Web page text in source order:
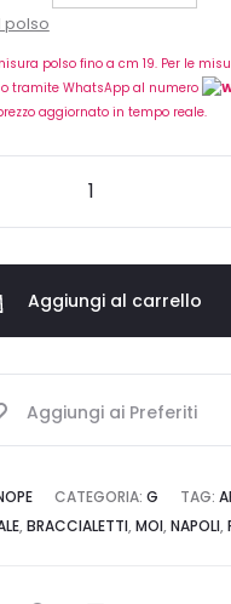
polso
polso fino a cm 19. Per le
tramite WhatsApp al numero
aggiornato in tempo reale.
Aggiungi al carrello
Aggiungi ai Preferiti
CATEGORIA: G TAG:
, BRACCIALETTI, MOI, NAPOLI,